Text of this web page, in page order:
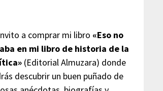
a comprar mi libro «Eso no
en mi libro de historia de la
(Editorial Almuzara) donde
descubrir un buen puñado de